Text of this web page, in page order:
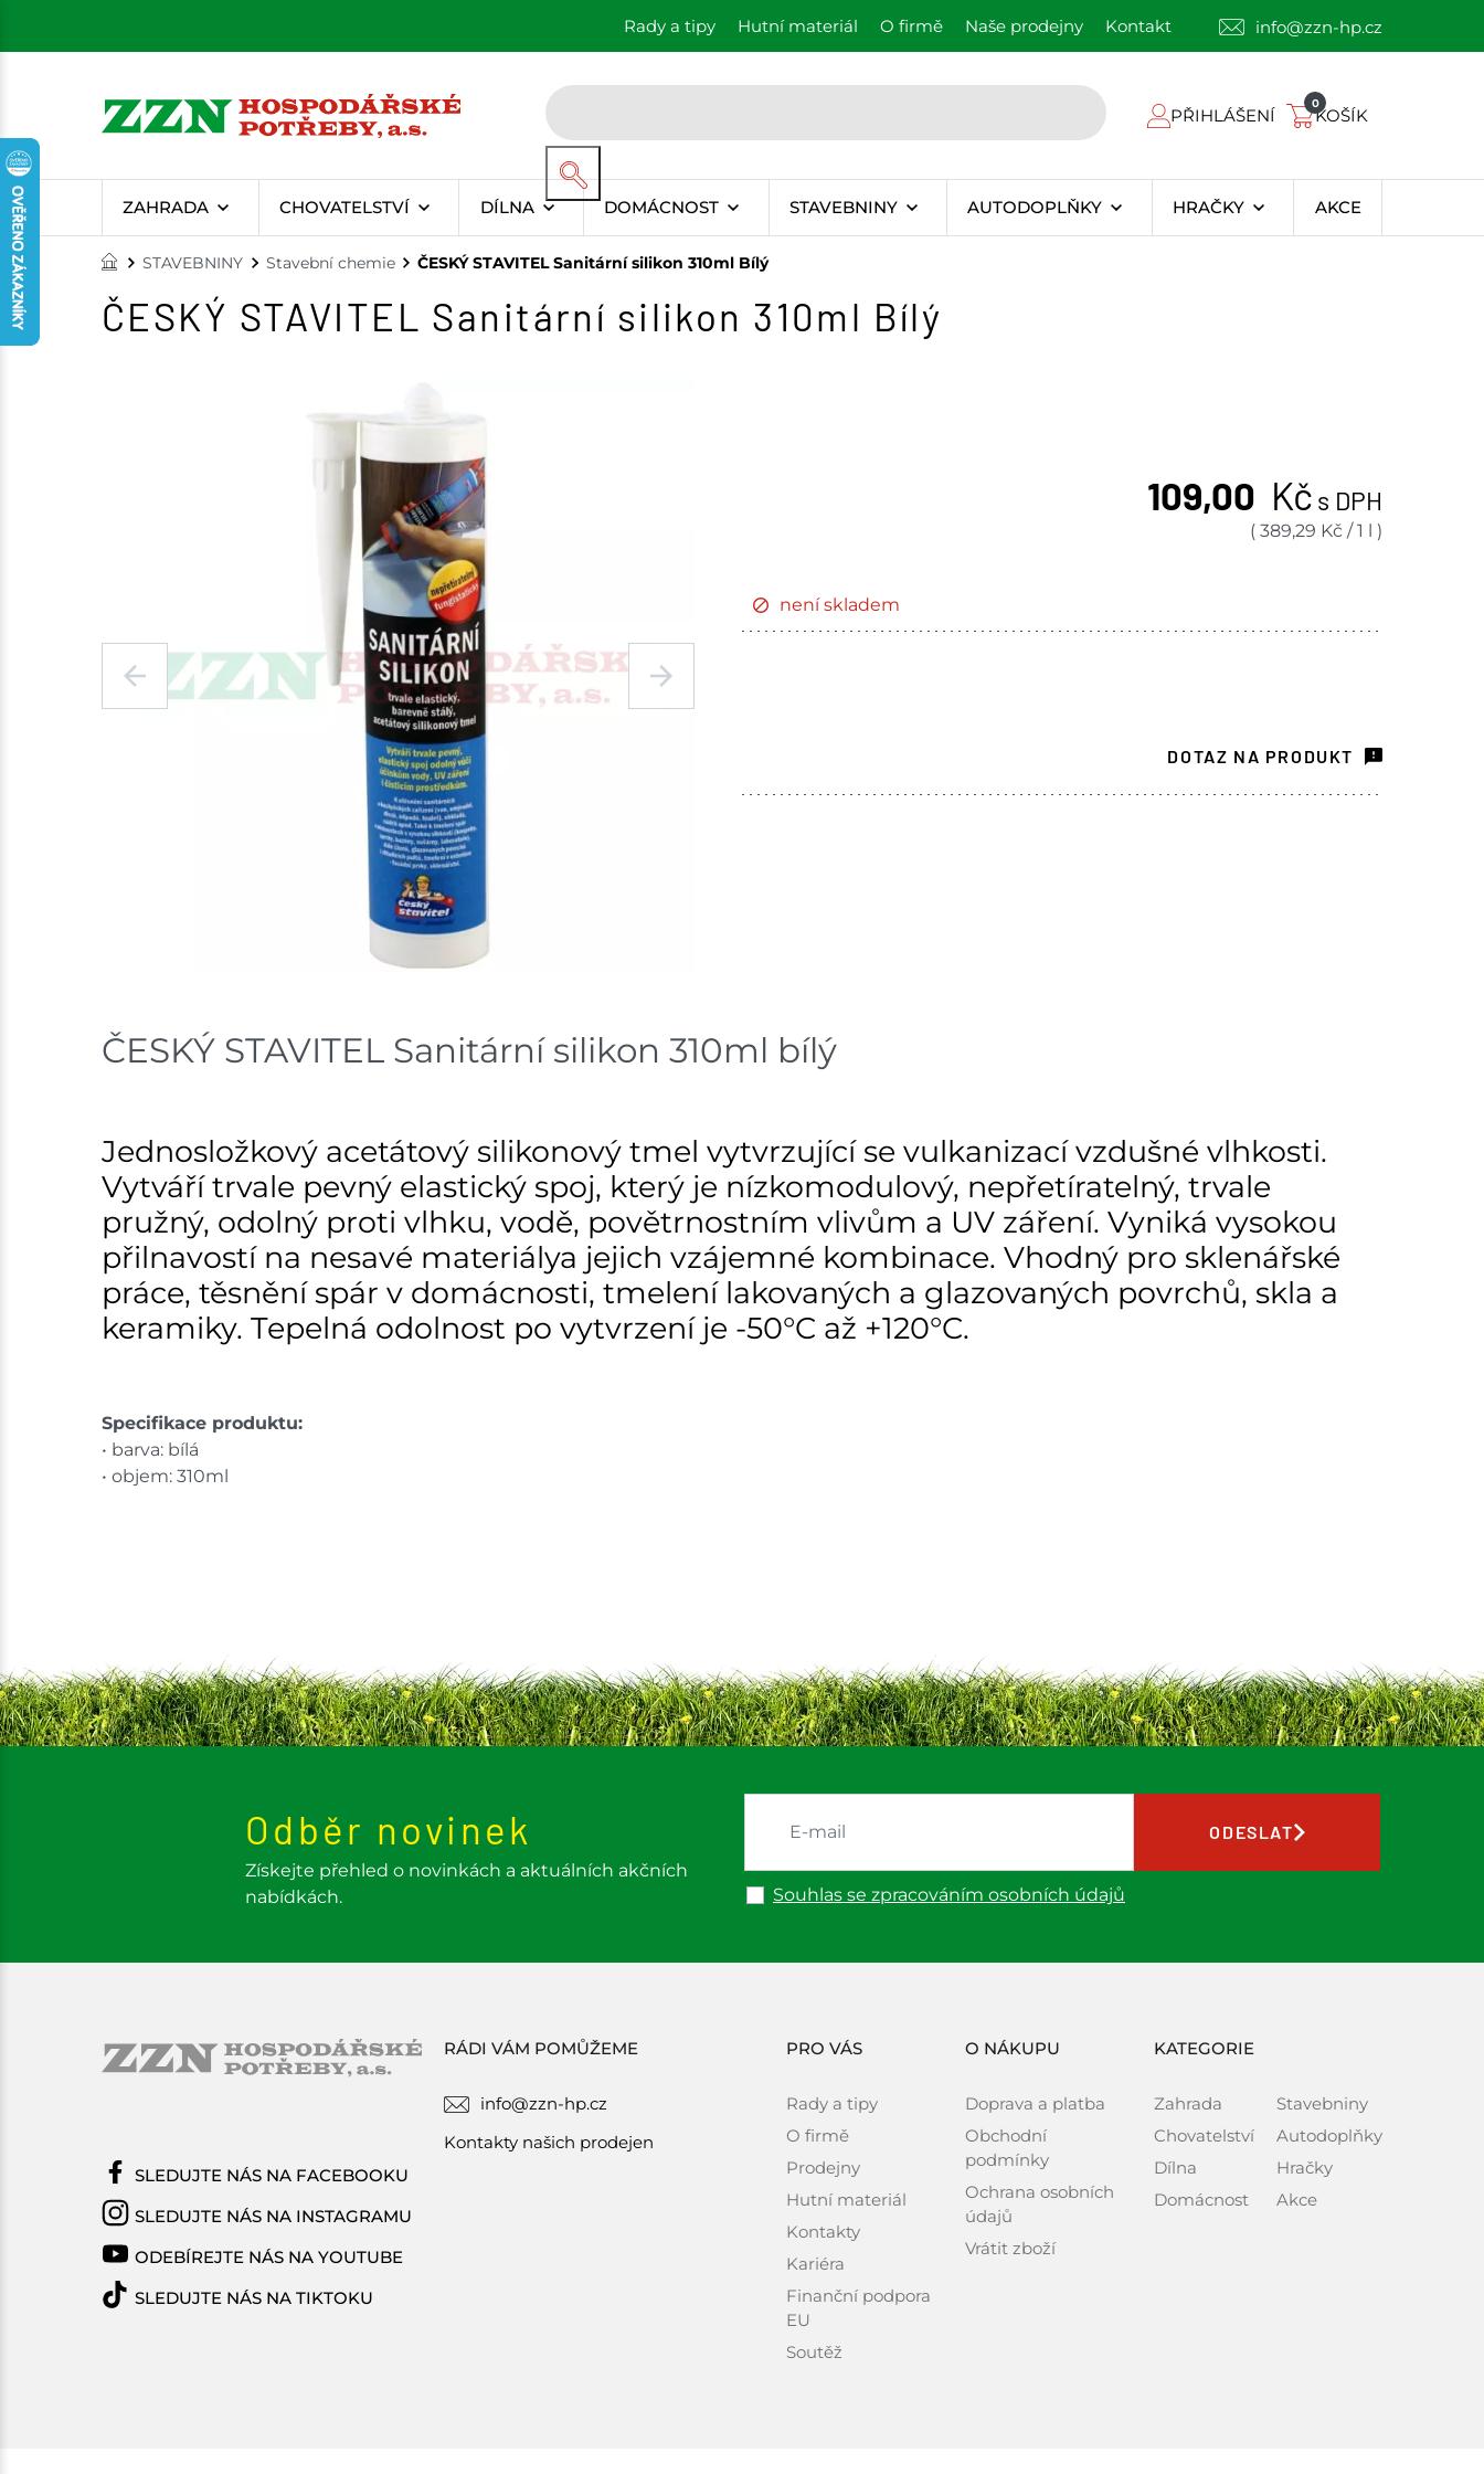
Rady a tipy Hutní materiál O firmě Naše prodejny Kontakt info@zzn-hp.cz
PŘIHLÁŠENÍ
0
KOŠÍK
ZAHRADA CHOVATELSTVÍ DÍLNA DOMÁCNOST STAVEBNINY AUTODOPLŇKY HRAČKY AKCE
STAVEBNINY Stavební chemie ČESKÝ STAVITEL Sanitární silikon 310ml Bílý
ČESKÝ STAVITEL Sanitární silikon 310ml Bílý
109,00 Kč s DPH
( 389,29 Kč/1 l )
není skladem
DOTAZ NA PRODUKT
ČESKÝ STAVITEL Sanitární silikon 310ml bílý
Jednosložkový acetátový silikonový tmel vytvrzující se vulkanizací vzdušné vlhkosti.
Vytváří trvale pevný elastický spoj, který je nízkomodulový, nepřetíratelný, trvale
pružný, odolný proti vlhku, vodě, povětrnostním vlivům a UV záření. Vyniká vysokou
přilnavostí na nesavé materiálya jejich vzájemné kombinace. Vhodný pro sklenářské
práce, těsnění spár v domácnosti, tmelení lakovaných a glazovaných povrchů, skla a
keramiky. Tepelná odolnost po vytvrzení je -50°C až +120°C.
Specifikace produktu:
• barva: bílá
• objem: 310ml
Odběr novinek
Získejte přehled o novinkách a aktuálních akčních
nabídkách.
Souhlas se zpracováním osobních údajů
ODESLAT
RÁDI VÁM POMŮŽEME
info@zzn-hp.cz
Kontakty našich prodejen
PRO VÁS
Rady a tipy
O firmě
Prodejny
Hutní materiál
Kontakty
Kariéra
Finanční podpora
EU
Soutěž
O NÁKUPU
Doprava a platba
Obchodní
podmínky
Ochrana osobních
údajů
Vrátit zboží
KATEGORIE
Zahrada
Chovatelství
Dílna
Domácnost
Stavebniny
Autodoplňky
Hračky
Akce
SLEDUJTE NÁS NA FACEBOOKU
SLEDUJTE NÁS NA INSTAGRAMU
ODEBÍREJTE NÁS NA YOUTUBE
SLEDUJTE NÁS NA TIKTOKU